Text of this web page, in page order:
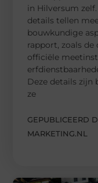
in Hilversum
details tellen
bouwkundige
rapport, zoals
officiële
Deze details zijn
ze
GEPUBLICEERD
MARKETING.NL